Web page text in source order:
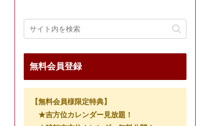
無料会員登録
【無料会員様限定特典】
★吉方位カレンダー見放題！